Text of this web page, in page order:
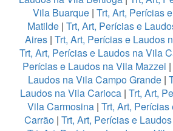
Vila Buarque| Trt, Art, Perícias
Matilde| Trt, Art, Perícias e
Aires | Trt, Art, Perícias e Laudos
Trt, Art, Perícias e Laudos na Vila
Perícias e Laudos na Vila Mazzei |
Laudos na Vila Campo Grande|
Laudos na Vila Carioca| Trt, Art,
Vila Carmosina | Trt, Art,
Carrão| Trt, Art, Perícias e